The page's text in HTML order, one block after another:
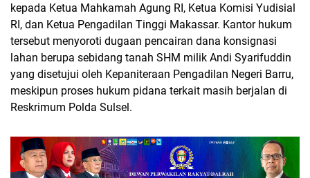
kepada Ketua Mahkamah Agung RI, Ketua Komisi Yudisial
RI, dan Ketua Pengadilan Tinggi Makassar. Kantor hukum
tersebut menyoroti dugaan pencairan dana konsignasi
lahan berupa sebidang tanah SHM milik Andi Syarifuddin
yang disetujui oleh Kepaniteraan Pengadilan Negeri Barru,
meskipun proses hukum pidana terkait masih berjalan di
Reskrimum Polda Sulsel.